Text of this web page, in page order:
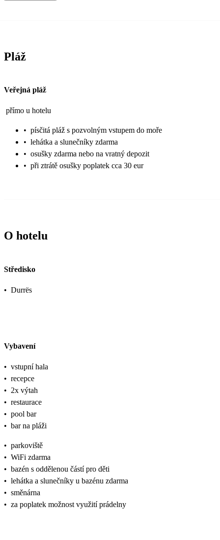
Pláž
Veřejná pláž
přímo u hotelu
• písčitá pláž s pozvolným vstupem do moře
• lehátka a slunečníky zdarma
• osušky zdarma nebo na vratný depozit
• při ztrátě osušky poplatek cca 30 eur
O hotelu
Středisko
• Durrës
Vybavení
• vstupní hala
• recepce
• 2x výtah
• restaurace
• pool bar
• bar na pláži
• parkoviště
• WiFi zdarma
• bazén s oddělenou částí pro děti
• lehátka a slunečníky u bazénu zdarma
• směnárna
• za poplatek možnost využití prádelny